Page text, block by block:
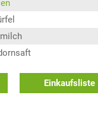
Einkaufsliste